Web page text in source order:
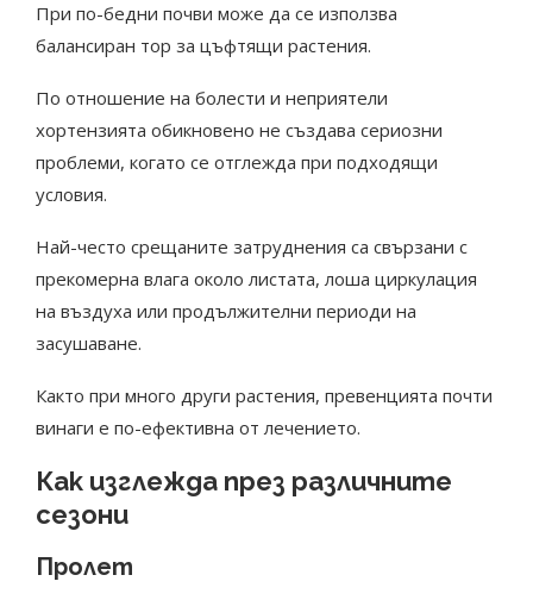
При по-бедни почви може да се използва
балансиран тор за цъфтящи растения.
По отношение на болести и неприятели
хортензията обикновено не създава сериозни
проблеми, когато се отглежда при подходящи
условия.
Най-често срещаните затруднения са свързани с
прекомерна влага около листата, лоша циркулация
на въздуха или продължителни периоди на
засушаване.
Както при много други растения, превенцията почти
винаги е по-ефективна от лечението.
Как изглежда през различните
сезони
Пролет